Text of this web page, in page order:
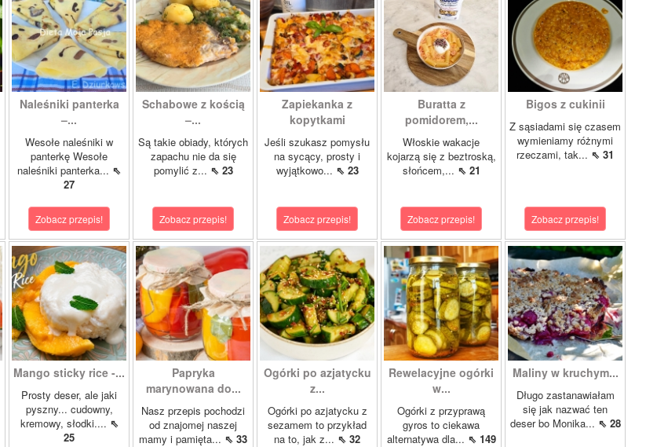
Naleśniki panterka
–...
Wesołe naleśniki w
panterkę Wesołe
naleśniki panterka... ⇖
27
Zobacz przepis!
Schabowe z kością
–...
Są takie obiady, których
zapachu nie da się
pomylić z... ⇖ 23
Zobacz przepis!
Zapiekanka z
kopytkami
Jeśli szukasz pomysłu
na sycący, prosty i
wyjątkowo... ⇖ 23
Zobacz przepis!
Buratta z
pomidorem,...
Włoskie wakacje
kojarzą się z beztroską,
słońcem,... ⇖ 21
Zobacz przepis!
Bigos z cukinii
Z sąsiadami się czasem
wymieniamy różnymi
rzeczami, tak... ⇖ 31
Zobacz przepis!
Mango sticky rice -...
Prosty deser, ale jaki
pyszny... cudowny,
kremowy, słodki.... ⇖
25
Papryka
marynowana do...
Nasz przepis pochodzi
od znajomej naszej
mamy i pamięta... ⇖ 33
Ogórki po azjatycku
z...
Ogórki po azjatycku z
sezamem to przykład
na to, jak z... ⇖ 32
Rewelacyjne ogórki
w...
Ogórki z przyprawą
gyros to ciekawa
alternatywa dla... ⇖ 149
Maliny w kruchym...
Długo zastanawiałam
się jak nazwać ten
deser bo Monika... ⇖ 28